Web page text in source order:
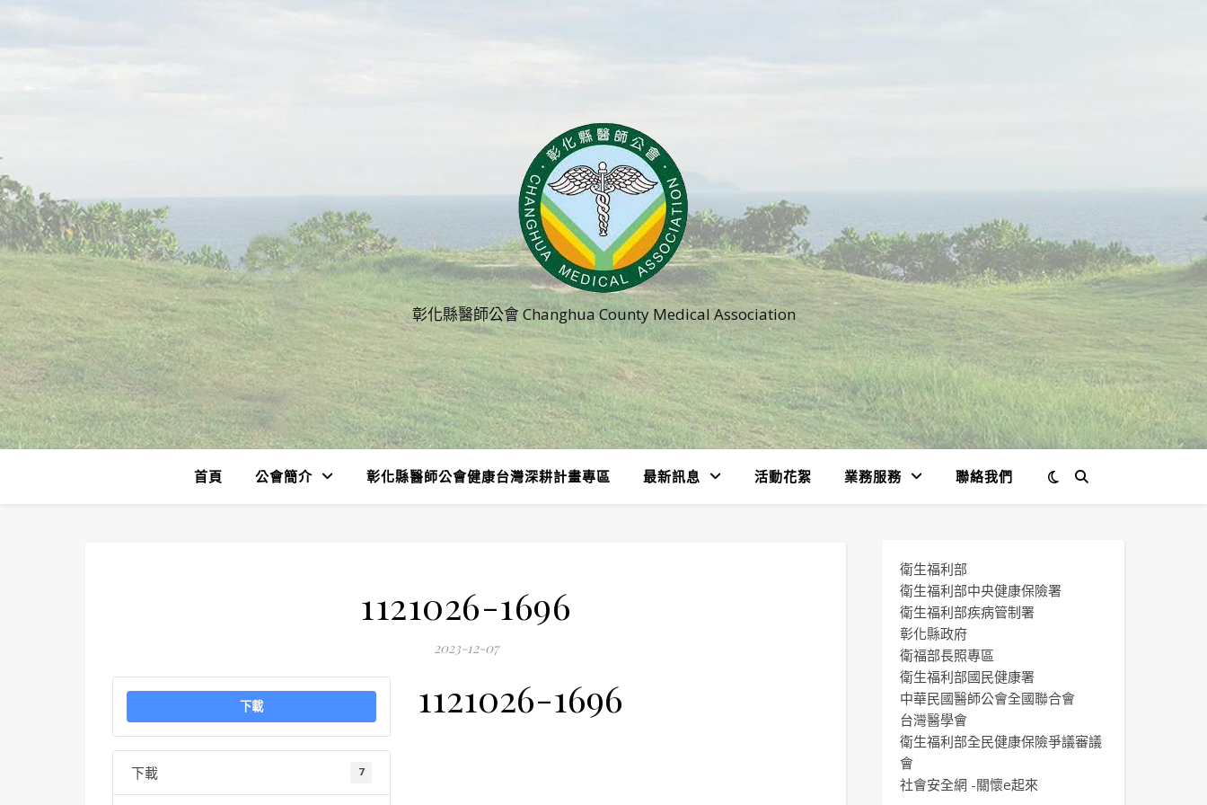
彰化縣醫師公會 Changhua County Medical Association
首頁 公會簡介 彰化縣醫師公會健康台灣深耕計畫專區 最新訊息 活動花絮 業務服務 聯絡我們
1121026-1696
2023-12-07
下載
下載 7
1121026-1696
衛生福利部
衛生福利部中央健康保險署
衛生福利部疾病管制署
彰化縣政府
衛福部長照專區
衛生福利部國民健康署
中華民國醫師公會全國聯合會
台灣醫學會
衛生福利部全民健康保險爭議審議
會
社會安全網 -關懷e起來